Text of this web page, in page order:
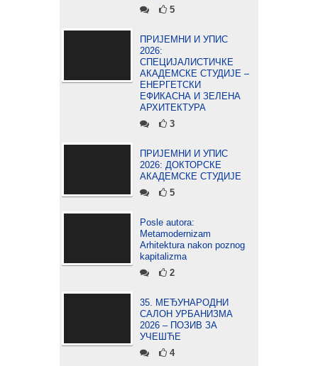
5
ПРИЈЕМНИ И УПИС
2026:
СПЕЦИЈАЛИСТИЧКЕ
АКАДЕМСКЕ СТУДИЈЕ –
ЕНЕРГЕТСКИ
ЕФИКАСНА И ЗЕЛЕНА
АРХИТЕКТУРА
3
ПРИЈЕМНИ И УПИС
2026: ДОКТОРСКЕ
АКАДЕМСКЕ СТУДИЈЕ
5
Posle autora:
Metamodernizam
Arhitektura nakon poznog
kapitalizma
2
35. МЕЂУНАРОДНИ
САЛОН УРБАНИЗМА
2026 – ПОЗИВ ЗА
УЧЕШЋЕ
4